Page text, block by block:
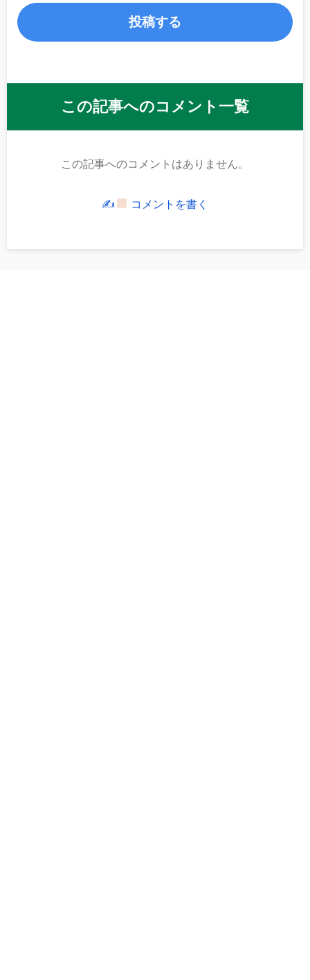
この記事へのコメント一覧
この記事へのコメントはありません。
✍ コメントを書く